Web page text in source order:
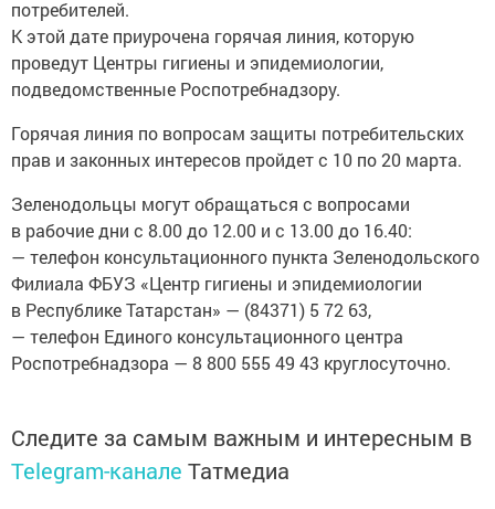
потребителей.
К этой дате приурочена горячая линия, которую
проведут Центры гигиены и эпидемиологии,
подведомственные Роспотребнадзору.
Горячая линия по вопросам защиты потребительских
прав и законных интересов пройдет с 10 по 20 марта.
Зеленодольцы могут обращаться с вопросами
в рабочие дни с 8.00 до 12.00 и с 13.00 до 16.40:
— телефон консультационного пункта Зеленодольского
Филиала ФБУЗ «Центр гигиены и эпидемиологии
в Республике Татарстан» — (84371) 5 72 63,
— телефон Единого консультационного центра
Роспотребнадзора — 8 800 555 49 43 круглосуточно.
Следите за самым важным и интересным в
Telegram-канале Татмедиа